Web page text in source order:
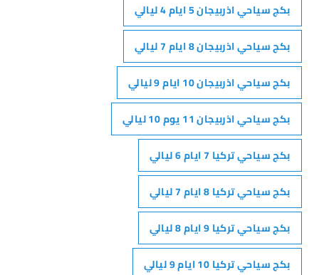
بكج سياحي اذربيجان 5 ايام 4 ليالي
بكج سياحي اذربيجان 8 ايام 7 ليالي
بكج سياحي اذربيجان 10 ايام 9 ليالي
بكج سياحي اذربيجان 11 يوم 10 ليالي
بكج سياحي تركيا 7 ايام 6 ليالي
بكج سياحي تركيا 8 ايام 7 ليالي
بكج سياحي تركيا 9 ايام 8 ليالي
بكج سياحي تركيا 10 ايام 9 ليالي